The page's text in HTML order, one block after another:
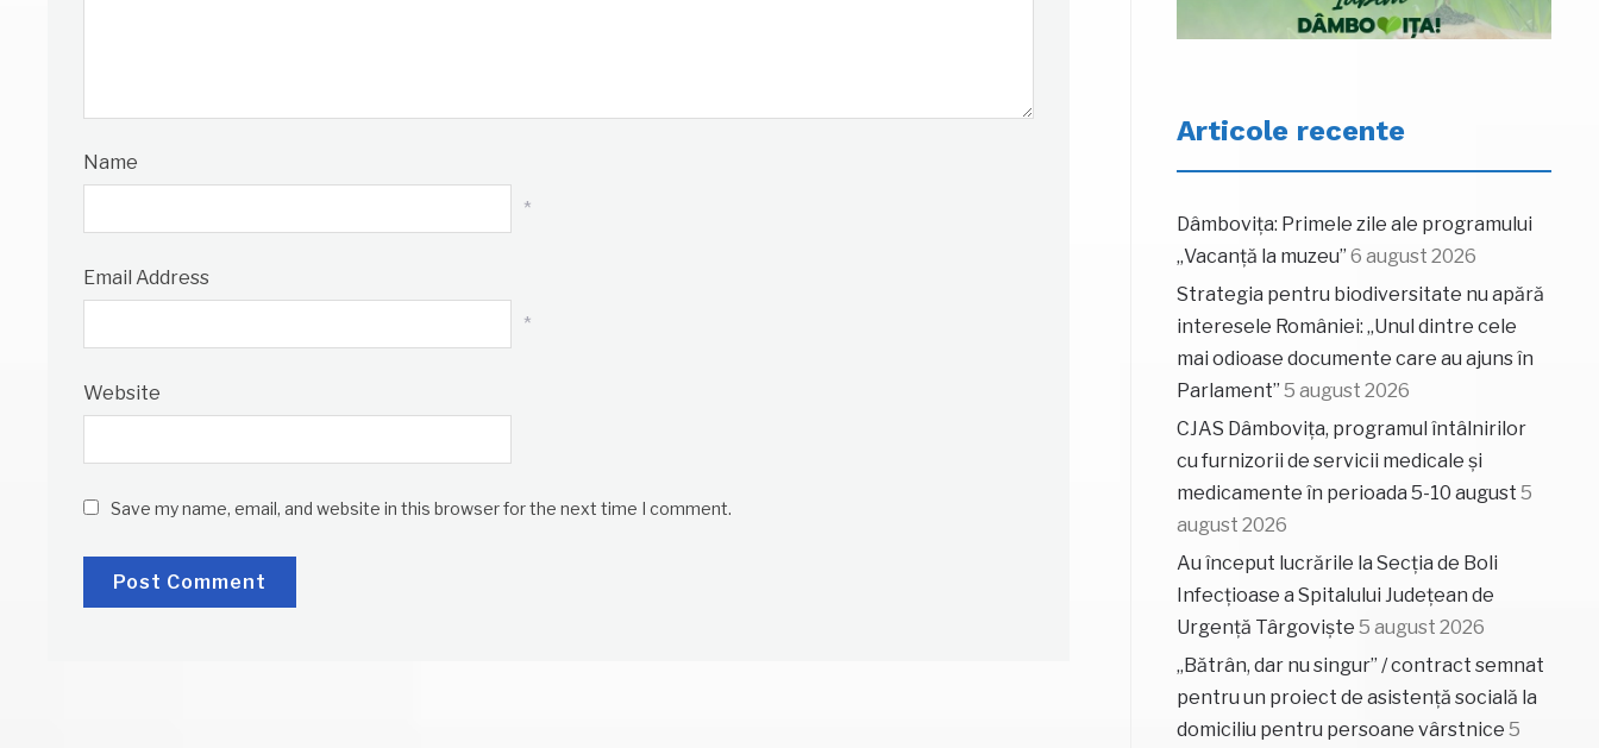
Name
*
Email Address
*
Website
Save my name, email, and website in this browser for the next time I comment.
Articole recente
Dâmbovița: Primele zile ale programului
„Vacanță la muzeu” 6 august 2026
Strategia pentru biodiversitate nu apără
interesele României: „Unul dintre cele
mai odioase documente care au ajuns în
Parlament” 5 august 2026
CJAS Dâmbovița, programul întâlnirilor
cu furnizorii de servicii medicale și
medicamente în perioada 5-10 august 5
august 2026
Au început lucrările la Secția de Boli
Infecțioase a Spitalului Județean de
Urgență Târgoviște 5 august 2026
„Bătrân, dar nu singur” / contract semnat
pentru un proiect de asistență socială la
domiciliu pentru persoane vârstnice 5